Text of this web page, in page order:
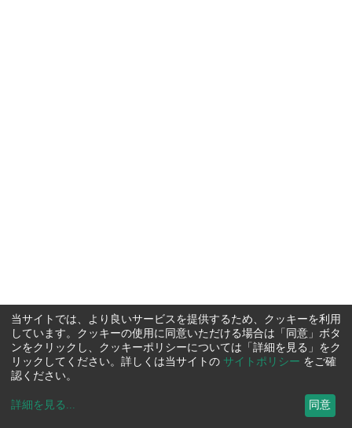
当サイトでは、より良いサービスを提供するため、クッキーを利用
しています。クッキーの使用に同意いただける場合は「同意」ボタ
ンをクリックし、クッキーポリシーについては「詳細を見る」をク
リックしてください。詳しくは当サイトの サイトポリシー をご確
認ください。
詳細を見る ... 同意